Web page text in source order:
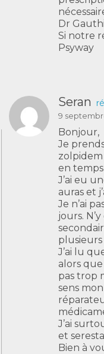
Dr
Si notre
Psyway
Seran
9
Bonjour,
Je
en
J’ai eu
auras et
Je n’ai
jours.
plusieurs
J’ai lu
alors
pas trop
sens
J’ai
et
Bien à